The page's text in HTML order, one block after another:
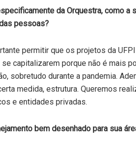
da Orquestra, como a
pessoas?
permitir que os projetos da
capitalizarem porque não é mais
sobretudo durante a pandemia.
medida, estrutura. Queremos
e entidades privadas.
bem desenhado para sua